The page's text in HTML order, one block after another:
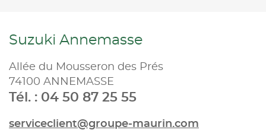
Suzuki Annemasse
Allée du Mousseron des Prés
74100 ANNEMASSE
Tél. : 04 50 87 25 55
serviceclient@groupe-maurin.com